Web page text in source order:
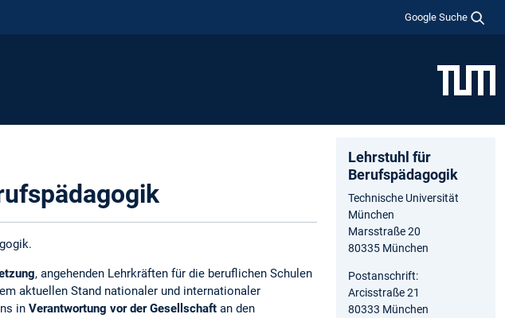
Google Suche
, angehenden Lehrkräften für die beruflichen Schulen
aktuellen Stand nationaler und internationaler
in Verantwortung vor der Gesellschaft an den
Lehrstuhl für
Berufspädagogik
Technische Universität
München
Marsstraße 20
80335 München
Postanschrift:
Arcisstraße 21
80333 München